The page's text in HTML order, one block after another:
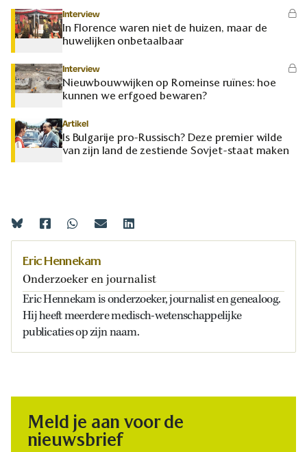
Interview
In Florence waren niet de huizen, maar de
huwelijken onbetaalbaar
Interview
Nieuwbouwwijken op Romeinse ruïnes: hoe
kunnen we erfgoed bewaren?
Artikel
Is Bulgarije pro-Russisch? Deze premier wilde
van zijn land de zestiende Sovjet-staat maken
Eric Hennekam
Onderzoeker en journalist
Eric Hennekam is onderzoeker, journalist en genealoog.
Hij heeft meerdere medisch-wetenschappelijke
publicaties op zijn naam.
Meld je aan voor de
nieuwsbrief